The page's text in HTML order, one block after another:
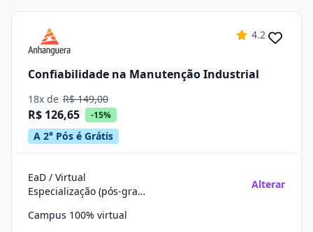
4.2
Confiabilidade na Manutenção Industrial
18x de R$ 149,00
R$ 126,65 -15%
A 2° Pós é Grátis
EaD / Virtual
Especialização (pós-graduação)
Alterar
Campus 100% virtual